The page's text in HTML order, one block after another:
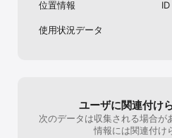
位置情報
ID
使用状況データ
ユーザに関連付け
次のデータは収集される場合が
情報には関連付け